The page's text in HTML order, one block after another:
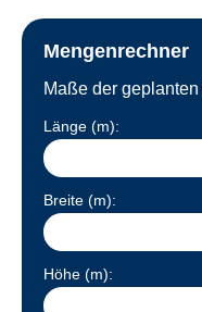
Mengenrechner
Maße der
Länge (m):
Breite (m):
Höhe (m):